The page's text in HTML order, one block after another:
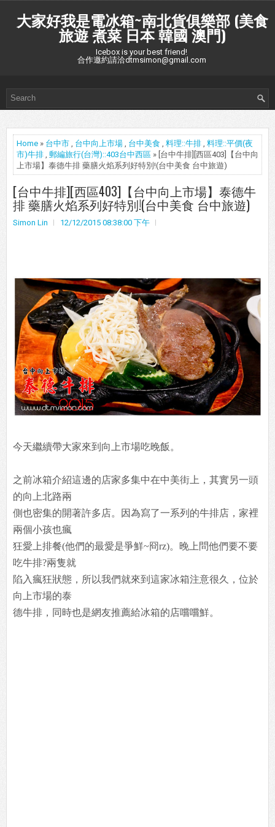
大家好我是電冰箱~南北貨俱樂部 (美食
旅遊 煮菜 日本 韓國 澳門)
Icebox is your best friend!
合作邀約請洽dtmsimon@gmail.com
Home » 台中市 , 台中向上市場 , 台中美食 , 料理::牛排 , 料理::平價(夜
市)牛排 , 郵編旅行(台灣)::403台中西區 » [台中牛排][西區403]【台中向
上市場】泰德牛排 藥膳火焰系列好特別!(台中美食 台中旅遊)
[台中牛排][西區403]【台中向上市場】泰德牛
排 藥膳火焰系列好特別!(台中美食 台中旅遊)
Simon Lin 12/12/2015 08:38:00 下午
今天繼續帶大家來到向上市場吃晚飯。
之前冰箱介紹這邊的店家多集中在中美街上，其實另一頭
的向上北路兩
側也密集的開著許多店。因為寫了一系列的牛排店，家裡
兩個小孩也瘋
狂愛上排餐(他們的最愛是爭鮮~冏rz)。晚上問他們要不要
吃牛排?兩隻就
陷入瘋狂狀態，所以我們就來到這家冰箱注意很久，位於
向上市場的泰
德牛排，同時也是網友推薦給冰箱的店嚐嚐鮮。